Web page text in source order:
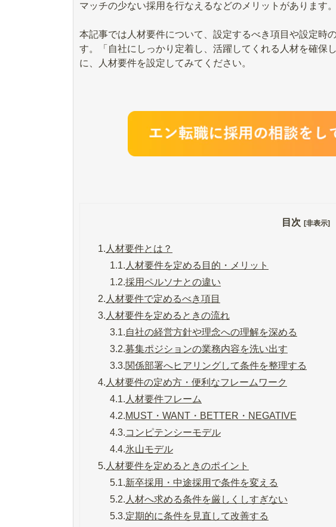
マッチの少ない採用を行なえるなどのメリットがあります。
本記事では人材要件について、設定するべき項目や設定時
す。「自社にしっかり定着し、活躍してくれる人材を確保
に、人材要件を設定してみてください。
目次 [非表示]
1. 人材要件とは？
1.1. 人材要件を定める目的・メリット
1.2.採用ペルソナとの違い
2. 人材要件で定めるべき項目
3. 人材要件を定めるときの流れ
3.1.自社の経営方針や理念への理解を深める
3.2.募集ポジションの業務内容を洗い出す
3.3.関係部署へヒアリングして条件を整理する
4. 人材要件の定め方・便利なフレームワーク
4.1. 人材要件フレーム
4.2.MUST・WANT・BETTER・NEGATIVE
4.3.コンピテンシーモデル
4.4.氷山モデル
5. 人材要件を定めるときのポイント
5.1.新卒採用・中途採用で条件を変える
5.2. 人材へ求める条件を厳しくしすぎない
5.3.定期的に条件を見直して改善する